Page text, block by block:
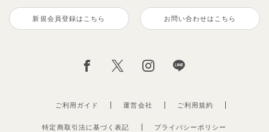
新規会員登録はこちら お問い合わせはこちら
ご利用ガイド 運営会社
特定商取引法に基づく表記 プライバシーポリシー
ご利用規約